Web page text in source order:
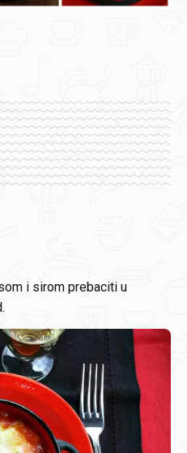
i sirom prebaciti u